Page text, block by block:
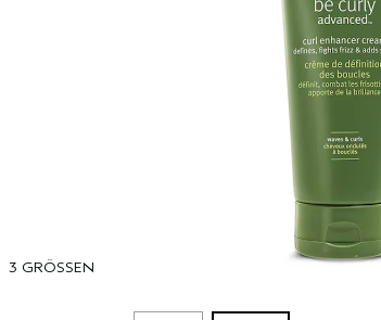
3 GRÖSSEN